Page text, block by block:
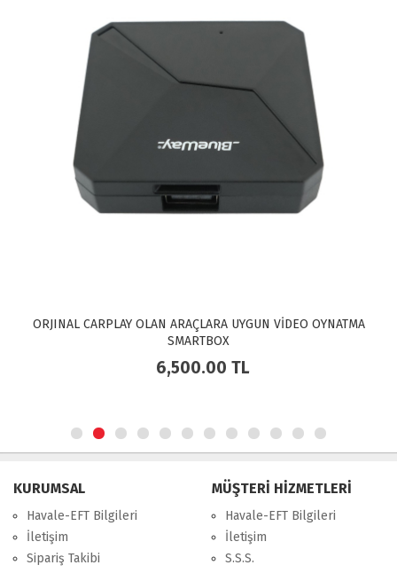
ORJINAL CARPLAY OLAN ARAÇLARA UYGUN VİDEO OYNATMA
SMARTBOX
6,500.00 TL
KURUMSAL
Havale-EFT Bilgileri
İletişim
Sipariş Takibi
MÜŞTERİ HİZMETLERİ
Havale-EFT Bilgileri
İletişim
S.S.S.